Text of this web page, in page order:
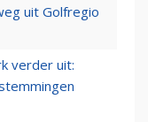
uit Golfregio
verder uit: